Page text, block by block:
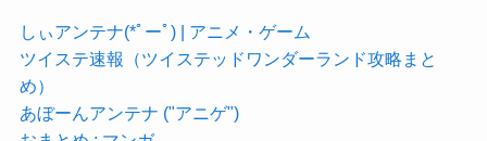
しぃアンテナ(*ﾟーﾟ) | アニメ・ゲーム
ツイステ速報（ツイステッドワンダーランド攻略まと
め）
あぼーんアンテナ ("アニゲ")